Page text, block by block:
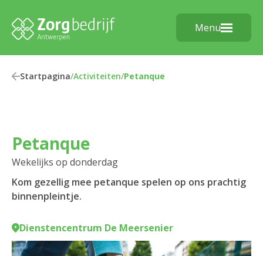
Menu
Startpagina/Activiteiten/Petanque
Petanque
Wekelijks op donderdag
Kom gezellig mee petanque spelen op ons prachtig
binnenpleintje.
Dienstencentrum De Meersenier